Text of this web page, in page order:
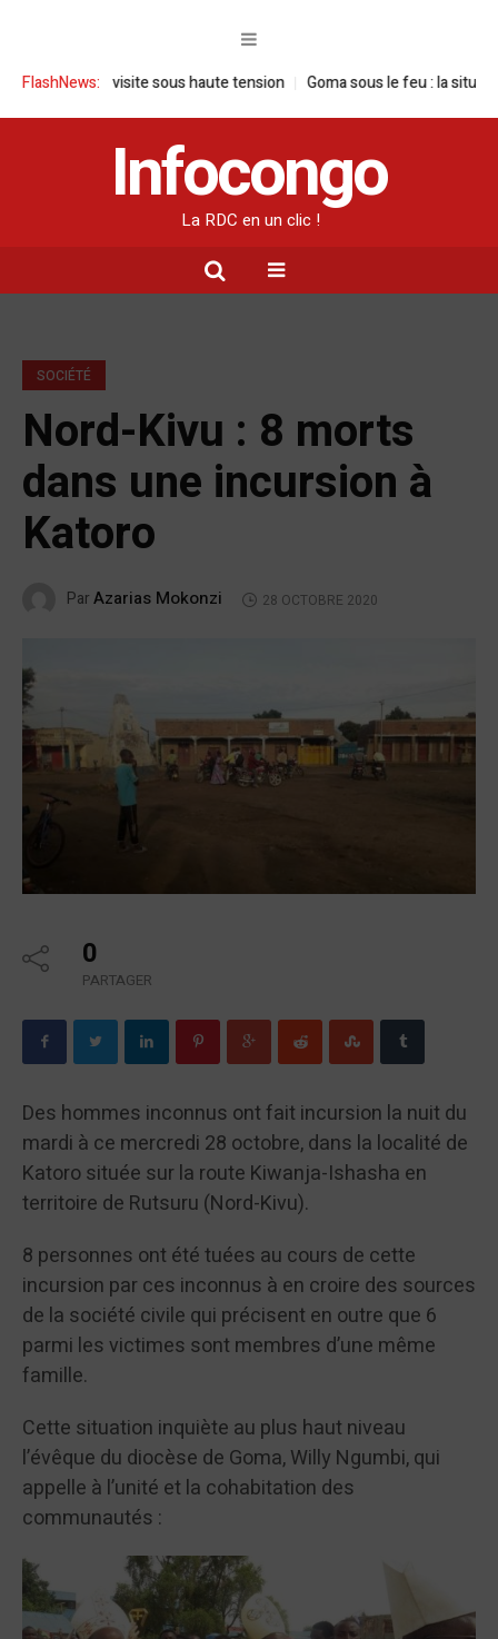
FlashNews:
une visite sous haute tension Goma sous le feu : la situation
Infocongo
La RDC en un clic !
SOCIÉTÉ
Nord-Kivu : 8 morts
dans une incursion à
Katoro
ParAzarias Mokonzi 28 OCTOBRE 2020
0
PARTAGER
Des hommes inconnus ont fait incursion la nuit du
mardi à ce mercredi 28 octobre, dans la localité de
Katoro située sur la route Kiwanja-Ishasha en
territoire de Rutsuru (Nord-Kivu).
8 personnes ont été tuées au cours de cette
incursion par ces inconnus à en croire des sources
de la société civile qui précisent en outre que 6
parmi les victimes sont membres d’une même
famille.
Cette situation inquiète au plus haut niveau
l’évêque du diocèse de Goma, Willy Ngumbi, qui
appelle à l’unité et la cohabitation des
communautés :